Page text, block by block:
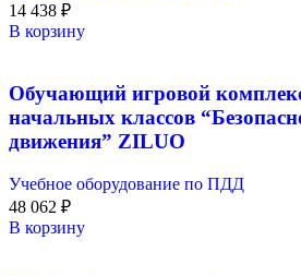
14 438 ₽
В корзину
Обучающий игровой
начальных классов
движения” ZILUO
Учебное оборудование по ПДД
48 062 ₽
В корзину